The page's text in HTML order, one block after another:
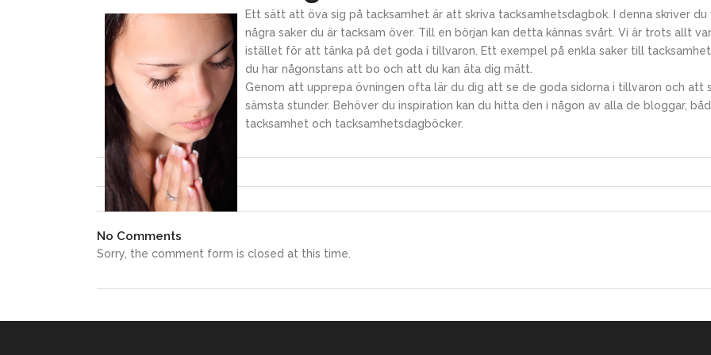
Ett sätt att öva sig på tacksamhet är att skriva tacksamhetsdagbok. I denna skriver du
några saker du är tacksam över. Till en början kan detta kännas svårt. Vi är trots allt
istället för att tänka på det goda i tillvaron. Ett exempel på enkla saker till
du har någonstans att bo och att du kan äta dig mätt.
Genom att upprepa övningen ofta lär du dig att se de goda sidorna i tillvaron och att
sämsta stunder. Behöver du inspiration kan du hitta den i någon av alla de bloggar,
tacksamhet och tacksamhetsdagböcker.
No Comments
Sorry, the comment form is closed at this time.